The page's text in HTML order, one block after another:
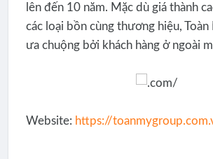
lên đến 10 năm. Mặc dù giá thành
các loại bồn cùng thương hiệu,
ưa chuộng bởi khách hàng ở ngoài
Website: https://